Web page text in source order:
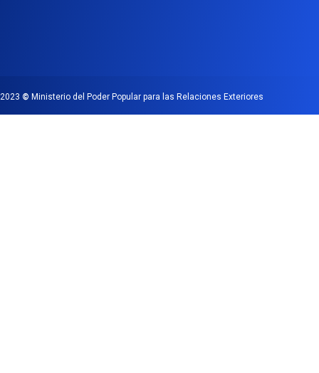
2023 © Ministerio del Poder Popular para las Relaciones Exteriores